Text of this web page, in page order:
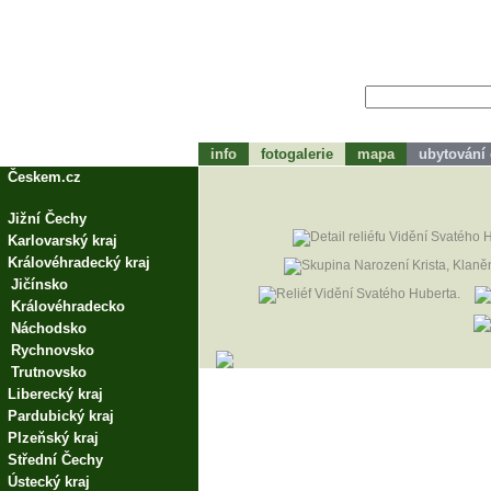
info fotogalerie mapa
ubytování
Českem.cz
Jižní Čechy
Karlovarský kraj
Královéhradecký kraj
Jičínsko
Královéhradecko
Náchodsko
Rychnovsko
Trutnovsko
Liberecký kraj
Pardubický kraj
Plzeňský kraj
Střední Čechy
Ústecký kraj
tohle bude zápátí